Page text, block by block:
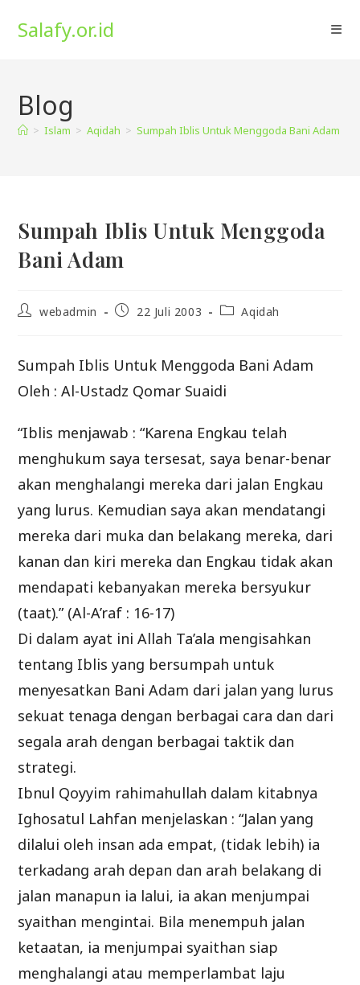
Salafy.or.id
Blog
> Islam > Aqidah > Sumpah Iblis Untuk Menggoda Bani Adam
Sumpah Iblis Untuk Menggoda
Bani Adam
Postwebadmin
Post22 Juli 2003
PostAqidah
Sumpah Iblis Untuk Menggoda Bani Adam
Oleh : Al-Ustadz Qomar Suaidi
“Iblis menjawab : “Karena Engkau telah
menghukum saya tersesat, saya benar-benar
akan menghalangi mereka dari jalan Engkau
yang lurus. Kemudian saya akan mendatangi
mereka dari muka dan belakang mereka, dari
kanan dan kiri mereka dan Engkau tidak akan
mendapati kebanyakan mereka bersyukur
(taat).” (Al-A’raf : 16-17)
Di dalam ayat ini Allah Ta’ala mengisahkan
tentang Iblis yang bersumpah untuk
menyesatkan Bani Adam dari jalan yang lurus
sekuat tenaga dengan berbagai cara dan dari
segala arah dengan berbagai taktik dan
strategi.
Ibnul Qoyyim rahimahullah dalam kitabnya
Ighosatul Lahfan menjelaskan : “Jalan yang
dilalui oleh insan ada empat, (tidak lebih) ia
terkadang arah depan dan arah belakang di
jalan manapun ia lalui, ia akan menjumpai
syaithan mengintai. Bila menempuh jalan
ketaatan, ia menjumpai syaithan siap
menghalangi atau memperlambat laju